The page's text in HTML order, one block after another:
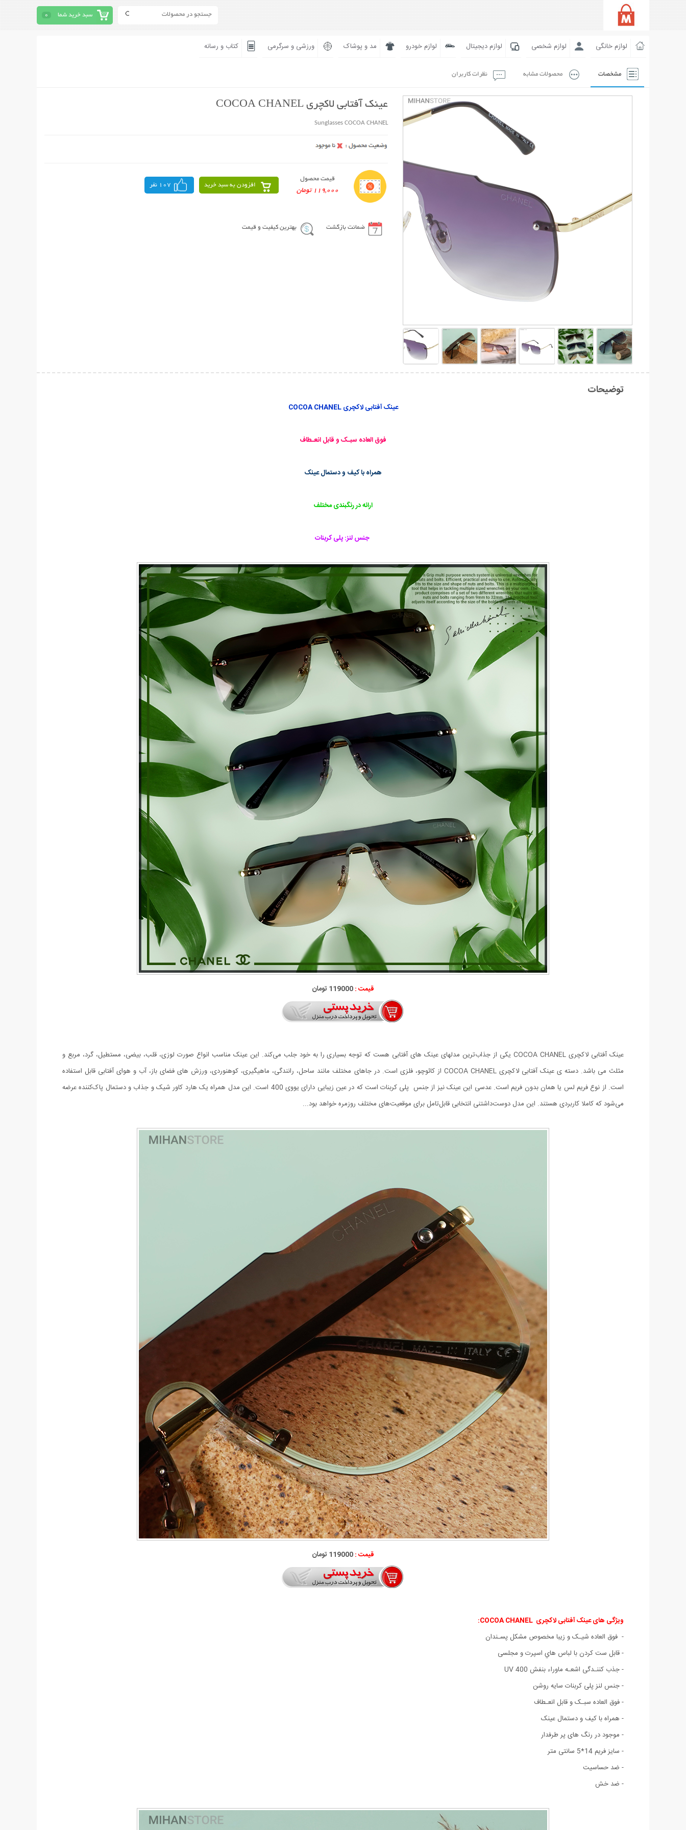
سبد خرید شما 0
لوازم خانگی لوازم شخصی لوازم دیجیتال لوازم خودرو مد و پوشاک ورزشی و سرگرمی کتاب و رسانه
مشخصات محصولات مشابه نظرات کاربران
عینک آفتابی لاکچری COCOA CHANEL
Sunglasses COCOA CHANEL
قیمت محصول
119,000 تومان
افزودن به سبد خرید 107 نفر
ضمانت بازگشت بهترین کیفیت و قیمت
توضیحات
عینک آفتابی لاکچری COCOA CHANEL
فوق العاده سبـک و قابل انعـطاف
همراه با کیف و دستمال عینک
ارائه در رنگبندی مختلف
جنس لنز: پلی کربنات
قیمت :119000 تومان
عینک آفتابی لاکچری COCOA CHANEL یکی از جذاب‌ترین مدلهای عینک های آفتابی هست که توجه بسیاری را به خود جلب می‌کند. این عینک مناسب انواع صورت لوزی، قلب، بیضی، مستطیل، گرد، مربع و
مثلث می باشد. دسته ی عینک آفتابی لاکچری COCOA CHANEL از کائوچو، فلزی است. در جاهای مختلف مانند ساحل، رانندگی، ماهیگیری، کوهنوردی، ورزش های فضای باز، آب و هوای آفتابی قابل استفاده
است. از نوع فریم لس یا همان بدون فریم است. عدسی این عینک نیز از جنس پلی کربنات است که در عین زیبایی دارای یووی 400 است. این مدل همراه یک هارد کاور شیک و جذاب و دستمال پاک‌کننده عرضه
می‌شود که کاملا کاربردی هستند. این مدل دوست‌داشتنی انتخابی قابل‌تامل برای موقعیت‌های مختلف روزمره خواهد بود...
قیمت :119000 تومان
ویژگی های عینک آفتابی لاکچری COCOA CHANEL:
- فوق العاده شیـک و زیبا مخصوص مشکل پسـندان
- قابل ست كردن با لباس هاي اسپرت و مجلسی
- جذب کننـدگی اشعـه ماوراء بنفش UV 400
- جنس لنز پلی کربنات سایه روشن
- فوق العاده سبـک و قابل انعـطاف
- همراه با کیف و دستمال عینک
- موجود در رنگ های پر طرفدار
- سایز فریم 14*5 سانتی متر
- ضد حساسیت
- ضد خش